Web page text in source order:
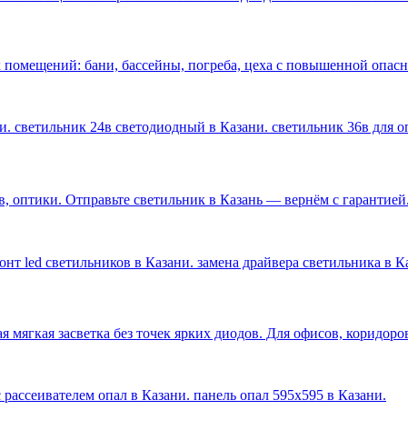
бани, бассейны, погреба, цеха с повышенной
светильник 24в светодиодный в Казани. светильник 36в
Отправьте светильник в Казань — вернём с
led светильников в Казани. замена драйвера светильника в
засветка без точек ярких диодов. Для офисов,
опал в Казани. панель опал 595х595 в Казани.